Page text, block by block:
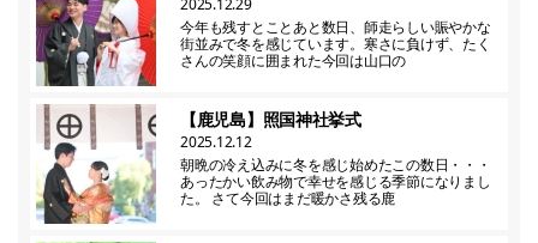
今年も残すとことあと数日、師走らしい賑やかな
街並みで冬を感じています。寒さに負けず、たく
さんの笑顔に囲まれた今回は山口の
【鹿児島】照国神社挙式
2025.12.12
朝晩の冷え込みに冬を感じ始めたこの数日・・・
あったかい飲み物で幸せを感じる季節になりまし
た。 さて今回はまだ暖かさ残る鹿